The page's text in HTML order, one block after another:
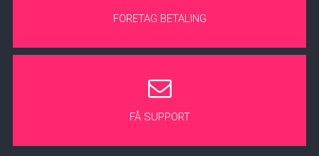
FORETAG BETALING
FÅ SUPPORT